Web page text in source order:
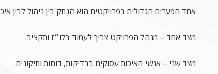
אחד הפערים הגדולים בפרויקטים הוא הנתק בין ניהול לבין
מצד אחד – מנהל הפרויקט צריך לעמוד בלו״ז ותקציב.
מצד שני – אנשי האיכות עסוקים בבדיקות, דוחות ותיקונים.